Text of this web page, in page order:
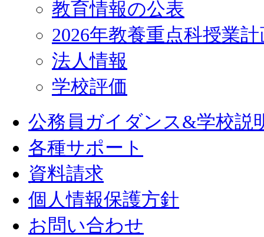
教育情報の公表
2026年教養重点科授業
法人情報
学校評価
公務員ガイダンス&学校説
各種サポート
資料請求
個人情報保護方針
お問い合わせ